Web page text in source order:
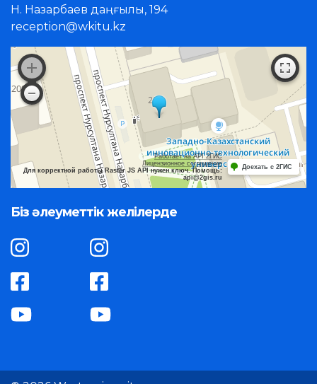
Н. Назарбаев даңғылы, 194
reception@wkitu.kz
Работает на API 2ГИС
Лицензионное соглашение
Для корректной работы Raster JS API нужен ключ. Помощь:
api@2gis.ru
Доехать с 2ГИС
Біз әлеуметтік желілерде